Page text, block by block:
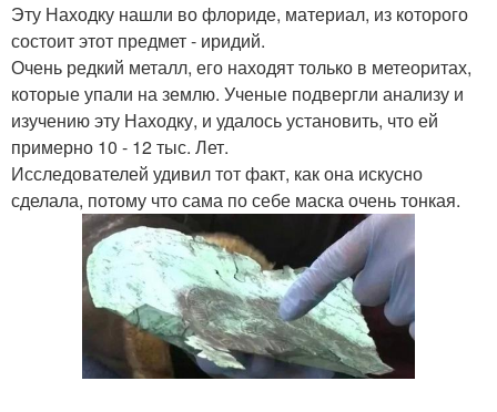
Эту Находку нашли во флориде, материал, из которого
состоит этот предмет - иридий.
Очень редкий металл, его находят только в метеоритах,
которые упали на землю. Ученые подвергли анализу и
изучению эту Находку, и удалось установить, что ей
примерно 10 - 12 тыс. Лет.
Исследователей удивил тот факт, как она искусно
сделала, потому что сама по себе маска очень тонкая.